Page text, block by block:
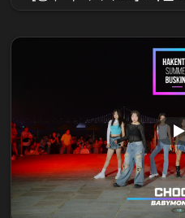
ATTACK | 커버댄